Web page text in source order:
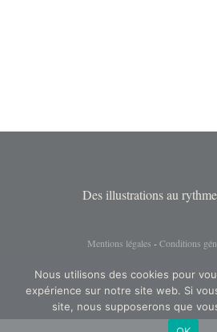
Des illustrations au
Mentions légales -Conditions
Nous utilisons des cookies pour
expérience sur notre site web. Si
site, nous supposerons que